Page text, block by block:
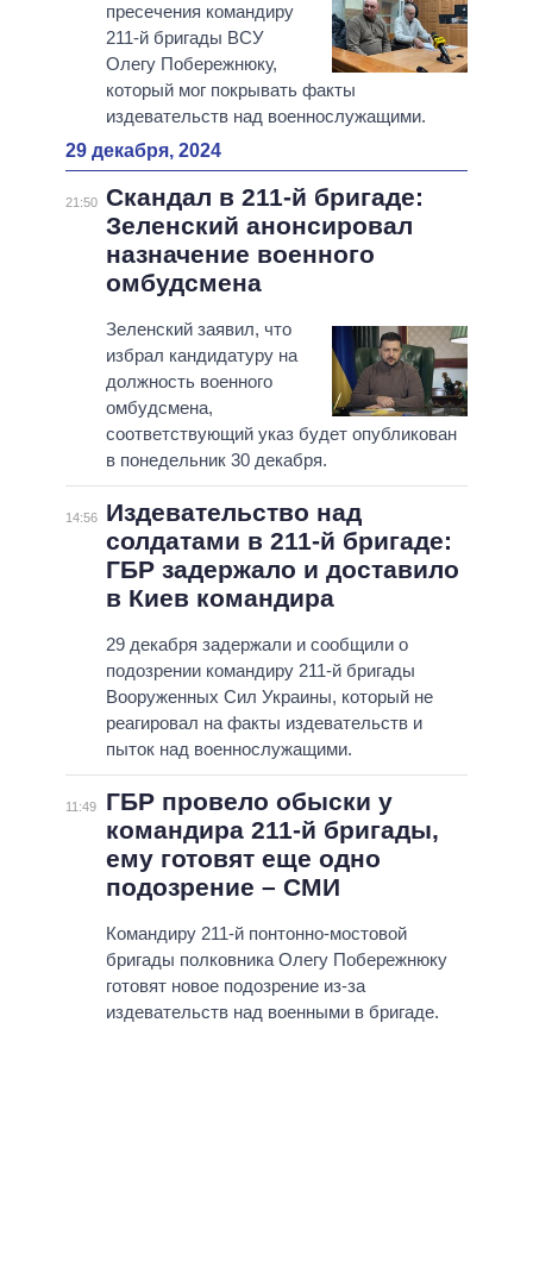
пресечения командиру
211-й бригады ВСУ
Олегу Побережнюку,
который мог покрывать факты
издевательств над военнослужащими.
29 декабря, 2024
21:50 Скандал в 211-й бригаде:
Зеленский анонсировал
назначение военного
омбудсмена
Зеленский заявил, что
избрал кандидатуру на
должность военного
омбудсмена,
соответствующий указ будет опубликован
в понедельник 30 декабря.
14:56
Издевательство над
солдатами в 211-й бригаде:
ГБР задержало и доставило
в Киев командира
29 декабря задержали и сообщили о
подозрении командиру 211-й бригады
Вооруженных Сил Украины, который не
реагировал на факты издевательств и
пыток над военнослужащими.
11:49
ГБР провело обыски у
командира 211-й бригады,
ему готовят еще одно
подозрение – СМИ
Командиру 211-й понтонно-мостовой
бригады полковника Олегу Побережнюку
готовят новое подозрение из-за
издевательств над военными в бригаде.